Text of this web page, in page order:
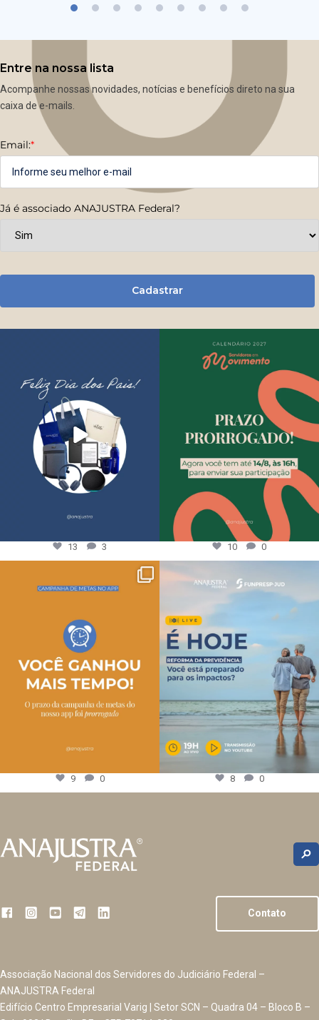
Entre na nossa lista
Acompanhe nossas novidades, notícias e benefícios direto na sua
caixa de e-mails.
Email:*
Já é associado ANAJUSTRA Federal?
Cadastrar
13 3 10 0
9 0 8 0
Contato
Associação Nacional dos Servidores do Judiciário Federal –
ANAJUSTRA Federal
Edifício Centro Empresarial Varig | Setor SCN – Quadra 04 – Bloco B –